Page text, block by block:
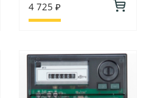
4 725 ₽